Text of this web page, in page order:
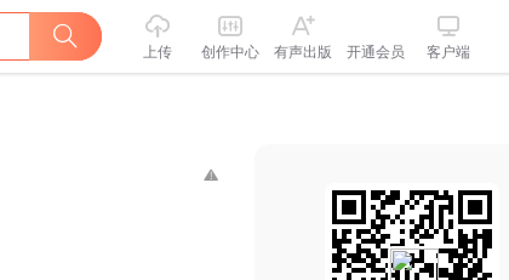
上传 创作中心 有声出版 开通会员 客户端